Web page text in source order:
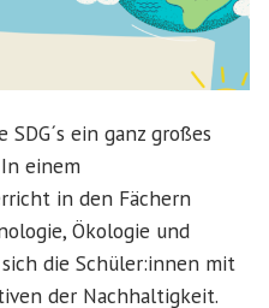
ein ganz großes
einem
in den Fächern
Ökologie und
die Schüler:innen mit
der Nachhaltigkeit.